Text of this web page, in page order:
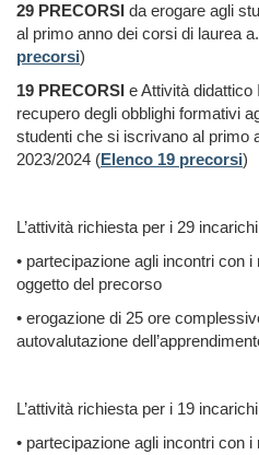
29 PRECORSI da erogare agli
al primo anno dei corsi di laurea
precorsi)
19 PRECORSI e Attività didattico
recupero degli obblighi formativi
studenti che si iscrivano al primo
2023/2024 (Elenco 19 precorsi)
L’attività richiesta per i 29
• partecipazione agli incontri con
oggetto del precorso
• erogazione di 25 ore
autovalutazione
L’attività richiesta per i 19
• partecipazione agli incontri con